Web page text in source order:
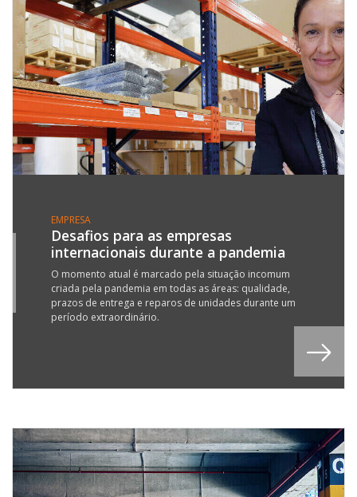
EMPRESA
Desafios para as empresas
internacionais durante a pandemia
O momento atual é marcado pela situação incomum
criada pela pandemia em todas as áreas: qualidade,
prazos de entrega e reparos de unidades durante um
período extraordinário.